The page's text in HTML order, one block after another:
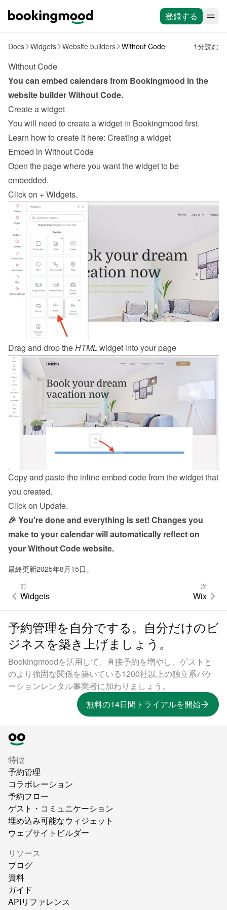
登録する
Docs Widgets Website builders Without Code 1分読む
Without Code
You can embed calendars from Bookingmood in the
website builder Without Code.
Create a widget
You will need to create a widget in Bookingmood first.
Learn how to create it here: Creating a widget
Embed in Without Code
Open the page where you want the widget to be
embedded.
Click on + Widgets.
Drag and drop the HTML widget into your page
Copy and paste the inline embed code from the widget that
you created.
Click on Update.
🎉 You're done and everything is set! Changes you
make to your calendar will automatically reflect on
your Without Code website.
最終更新2025年8月15日。
前
Widgets
次
Wix
予約管理を自分でする。自分だけのビ
ジネスを築き上げましょう。
Bookingmoodを活用して、直接予約を増やし、ゲストと
のより強固な関係を築いている1200社以上の独立系バケ
ーションレンタル事業者に加わりましょう。
無料の14日間トライアルを開始
特徴
予約管理
コラボレーション
予約フロー
ゲスト・コミュニケーション
埋め込み可能なウィジェット
ウェブサイトビルダー
リソース
ブログ
資料
ガイド
APIリファレンス